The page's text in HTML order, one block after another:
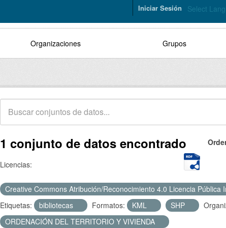
Select
Iniciar Sesión
Organizaciones Grupos
1 conjunto de datos encontrado
Licencias:
Creative Commons Atribución/Reconocimiento 4.0 Licencia
Etiquetas:
bibliotecas Formatos: KML SHP
ORDENACIÓN DEL TERRITORIO Y VIVIENDA